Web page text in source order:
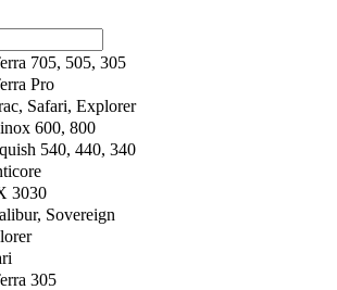
705, 505, 305
Pro
Safari, Explorer
600, 800
540, 440, 340
3030
Sovereign
305